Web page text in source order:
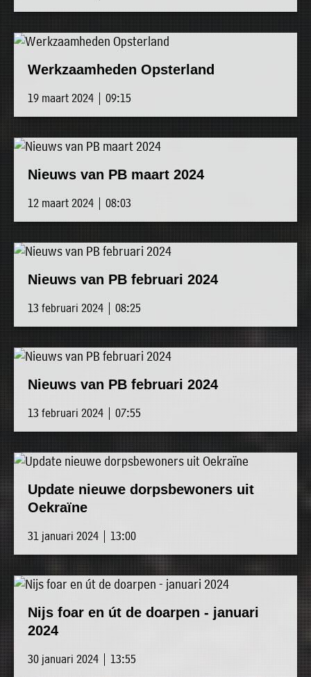
Werkzaamheden Opsterland
19 maart 2024 | 09:15
Nieuws van PB maart 2024
12 maart 2024 | 08:03
Nieuws van PB februari 2024
13 februari 2024 | 08:25
Nieuws van PB februari 2024
13 februari 2024 | 07:55
Update nieuwe dorpsbewoners uit
Oekraïne
31 januari 2024 | 13:00
Nijs foar en út de doarpen - januari
2024
30 januari 2024 | 13:55